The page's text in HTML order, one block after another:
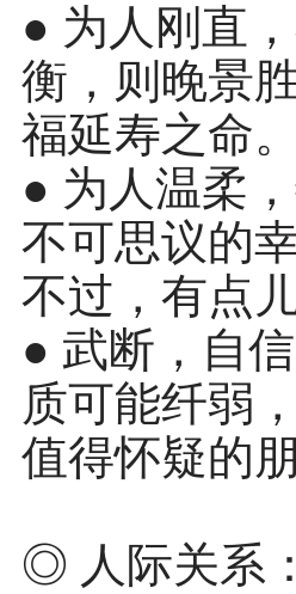
● 为人刚直
衡，则晚景
福延寿之命。
● 为人温柔
不可思议的
不过，有点
● 武断，自
质可能纤弱
值得怀疑的
◎ 人际关系